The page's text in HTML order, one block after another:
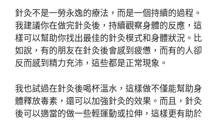
針灸不是一勞永逸的療法，而是一個持續的過程。
我建議你在做完針灸後，持續觀察身體的反應，這
樣可以幫助你找出最佳的針灸模式和身體狀況。比
如說，有的朋友在針灸後會感到疲憊，而有的人卻
反而感到精力充沛，這些都是正常現象。
我也試過在針灸後喝杯溫水，這樣做不僅能幫助身
體釋放毒素，還可以加強針灸的效果。而且，針灸
後可以適當的做一些輕運動或拉伸，這樣更有助於